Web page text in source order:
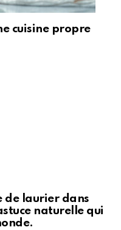
cuisine propre
de laurier dans
naturelle qui